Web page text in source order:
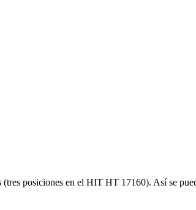
posiciones en el HIT HT 17160). Así se